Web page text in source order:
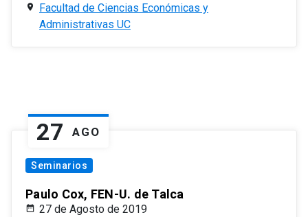
Facultad de Ciencias Económicas y
Administrativas UC
27 AGO
Seminarios
Paulo Cox, FEN-U. de Talca
27 de Agosto de 2019